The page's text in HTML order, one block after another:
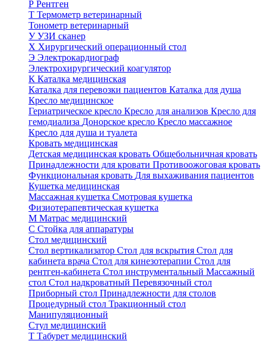
Р Рентген
Т Термометр ветеринарный
Тонометр ветеринарный
УУЗИ сканер
Х Хирургический операционный стол
Э Электрокардиограф
Электрохирургический коагулятор
К Каталка медицинская
Каталка для перевозки пациентов Каталка для душа
Кресло медицинское
Гериатрическое кресло Кресло для анализов Кресло для
гемодиализа Донорское кресло Кресло массажное
Кресло для душа и туалета
Кровать медицинская
Детская медицинская кровать Общебольничная кровать
Принадлежности для кровати Противоожоговая кровать
Функциональная кровать Для выхаживания пациентов
Кушетка медицинская
Массажная кушетка Смотровая кушетка
Физиотерапевтическая кушетка
М Матрас медицинский
С Стойка для аппаратуры
Стол медицинский
Стол вертикализатор Стол для вскрытия Стол для
кабинета врача Стол для кинезотерапии Стол для
рентген-кабинета Стол инструментальный Массажный
стол Стол надкроватный Перевязочный стол
Приборный стол Принадлежности для столов
Процедурный стол Тракционный стол
Манипуляционный
Стул медицинский
Т Табурет медицинский